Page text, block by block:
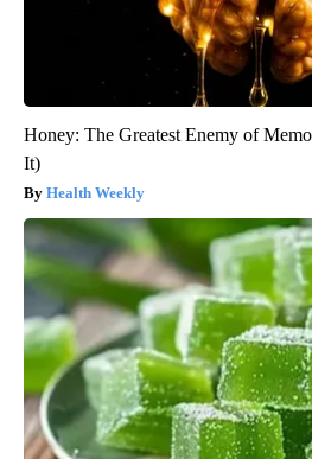
Honey: The Greatest Enemy of
It)
Health Weekly